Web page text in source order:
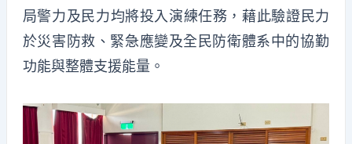
局警力及民力均將投入演練任務，藉此驗證民力
於災害防救、 緊急應變及全民防衛體系中的協勤
功能與整體支援能量。